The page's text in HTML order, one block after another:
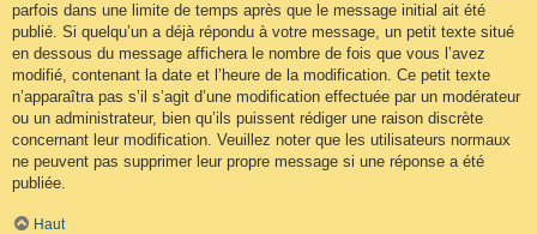
parfois dans une limite de temps après que le message initial ait été
publié. Si quelqu’un a déjà répondu à votre message, un petit texte situé
en dessous du message affichera le nombre de fois que vous l’avez
modifié, contenant la date et l’heure de la modification. Ce petit texte
n’apparaîtra pas s’il s’agit d’une modification effectuée par un modérateur
ou un administrateur, bien qu’ils puissent rédiger une raison discrète
concernant leur modification. Veuillez noter que les utilisateurs normaux
ne peuvent pas supprimer leur propre message si une réponse a été
publiée.
Haut